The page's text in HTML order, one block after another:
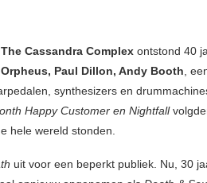
The Cassandra Complex ontstond 40
Paul Dillon, Andy Booth ,
synthesizers en
Happy Customer en Nightfall
hele wereld stonden.
uit voor een beperkt publiek. Nu, 30